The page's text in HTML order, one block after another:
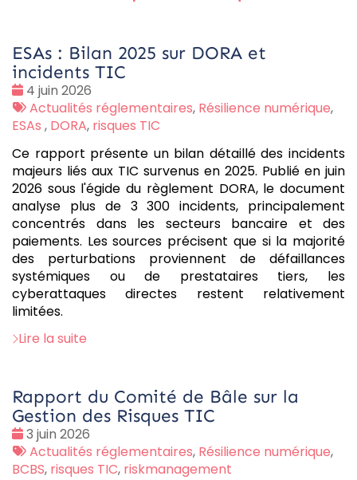
ESAs : Bilan 2025 sur DORA et
incidents TIC
Date
:
4 juin 2026
Tags
:
Actualités réglementaires, Résilience numérique,
ESAs , DORA, risques TIC
Ce rapport présente un bilan détaillé des incidents
majeurs liés aux TIC survenus en 2025. Publié en juin
2026 sous l'égide du règlement DORA, le document
analyse plus de 3 300 incidents, principalement
concentrés dans les secteurs bancaire et des
paiements. Les sources précisent que si la majorité
des perturbations proviennent de défaillances
systémiques ou de prestataires tiers, les
cyberattaques directes restent relativement
limitées.
Lire la suite
Rapport du Comité de Bâle sur la
Gestion des Risques TIC
Date
:
3 juin 2026
Tags
:
Actualités réglementaires, Résilience numérique,
BCBS, risques TIC, riskmanagement